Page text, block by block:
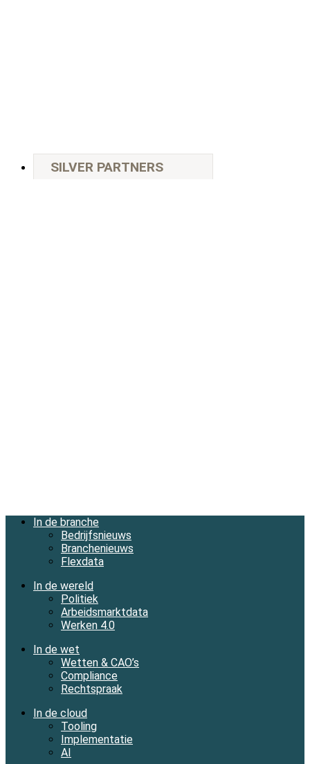
SILVER PARTNERS
In de branche
Bedrijfsnieuws
Branchenieuws
Flexdata
In de wereld
Politiek
Arbeidsmarktdata
Werken 4.0
In de wet
Wetten & CAO’s
Compliance
Rechtspraak
In de cloud
Tooling
Implementatie
AI